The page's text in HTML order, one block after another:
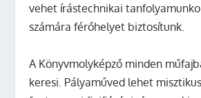
vehet írástechnikai
számára férőhelyet biztosítunk.
A Könyvmolyképző minden
keresi. Pályaműved lehet